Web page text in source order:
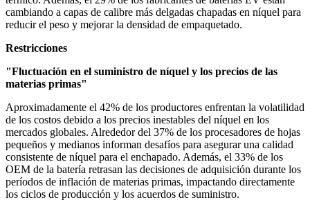
cambiando a capas de calibre más delgadas chapadas en níquel para
reducir el peso y mejorar la densidad de empaquetado.
Restricciones
"Fluctuación en el suministro de níquel y los precios de las
materias primas"
Aproximadamente el 42% de los productores enfrentan la volatilidad
de los costos debido a los precios inestables del níquel en los
mercados globales. Alrededor del 37% de los procesadores de hojas
pequeños y medianos informan desafíos para asegurar una calidad
consistente de níquel para el enchapado. Además, el 33% de los
OEM de la batería retrasan las decisiones de adquisición durante los
períodos de inflación de materias primas, impactando directamente
los ciclos de producción y los acuerdos de suministro.